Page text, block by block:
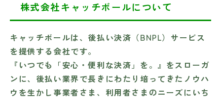
株式会社キャッチボールについて
キャッチボールは、後払い決済（BNPL）サービス
を提供する会社です。
『いつでも「安心・便利な決済」を。』をスローガ
ンに、後払い業界で長きにわたり培ってきたノウハ
ウを生かし事業者さま、利用者さまのニーズにいち